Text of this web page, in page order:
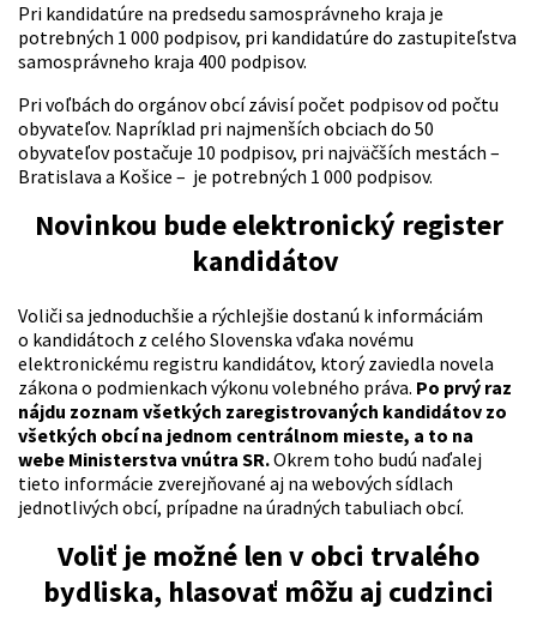
Pri kandidatúre na predsedu samosprávneho kraja je
potrebných 1 000 podpisov, pri kandidatúre do zastupiteľstva
samosprávneho kraja 400 podpisov.
Pri voľbách do orgánov obcí závisí počet podpisov od počtu
obyvateľov. Napríklad pri najmenších obciach do 50
obyvateľov postačuje 10 podpisov, pri najväčších mestách –
Bratislava a Košice – je potrebných 1 000 podpisov.
Novinkou bude elektronický register
kandidátov
Voliči sa jednoduchšie a rýchlejšie dostanú k informáciám
o kandidátoch z celého Slovenska vďaka novému
elektronickému registru kandidátov, ktorý zaviedla novela
zákona o podmienkach výkonu volebného práva. Po prvý raz
nájdu zoznam všetkých zaregistrovaných kandidátov zo
všetkých obcí na jednom centrálnom mieste, a to na
webe Ministerstva vnútra SR.Okrem toho budú naďalej
tieto informácie zverejňované aj na webových sídlach
jednotlivých obcí, prípadne na úradných tabuliach obcí.
Voliť je možné len v obci trvalého
bydliska, hlasovať môžu aj cudzinci